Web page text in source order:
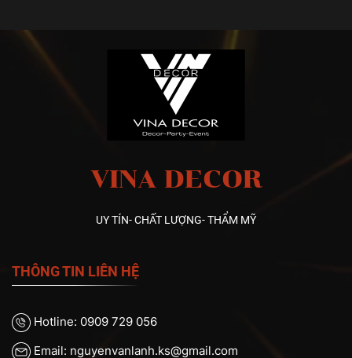
VINA DECOR
UY TÍN- CHẤT LƯỢNG- THẨM MỸ
THÔNG TIN LIÊN HỆ
Hotline: 0909 729 056
Email: nguyenvanlanh.ks@gmail.com